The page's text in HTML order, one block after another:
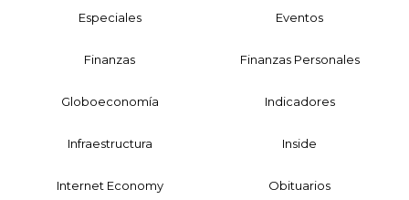
Especiales Eventos
Finanzas Finanzas Personales
Globoeconomía Indicadores
Infraestructura Inside
Internet Economy Obituarios